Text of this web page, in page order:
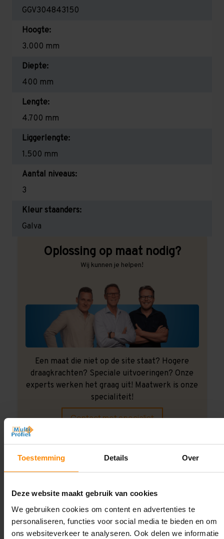
Toestemming Details Over
Deze website maakt gebruik van cookies
We gebruiken cookies om content en advertenties te
personaliseren, functies voor social media te bieden en om
ons websiteverkeer te analyseren. Ook delen we informatie
GGV304843150
Hoogte:
3.000 mm
Diepte:
400 mm
Lengte:
4.700 mm
Liggerlengte:
1.500 mm
Aantal niveaus:
3
Kleur staanders:
Galva
Oplossing op maat nodig?
Wij kunnen je helpen!
Een maat die niet op de site staat? Hogere
draagkrachten? Speciale uitvoeringen? Onze
experts werken het graag uit! Maatwerk is onze
specialiteit!
Contact met specialist
Montage uitbesteden?